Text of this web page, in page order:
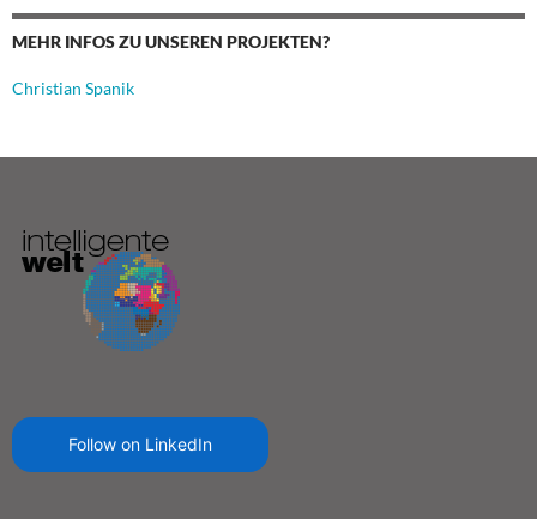
MEHR INFOS ZU UNSEREN PROJEKTEN?
Christian Spanik
Follow on LinkedIn